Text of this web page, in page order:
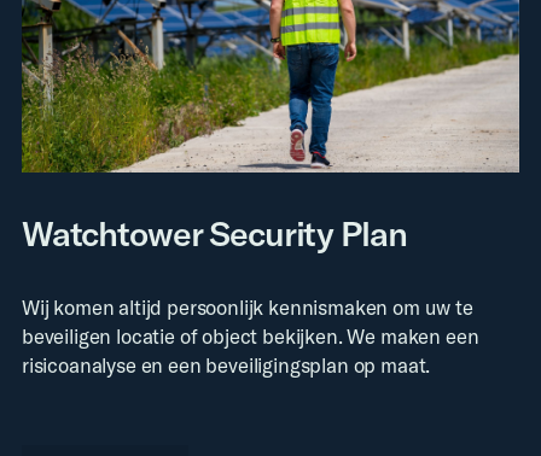
Watchtower Security Plan
Wij komen altijd persoonlijk kennismaken om uw te
beveiligen locatie of object bekijken. We maken een
risicoanalyse en een beveiligingsplan op maat.